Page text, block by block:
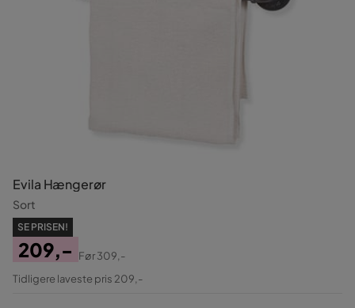
Evila Hængerør
Sort
SE PRISEN!
Pris
209,-
Original
Før309,-
Tidligere laveste pris 209,-